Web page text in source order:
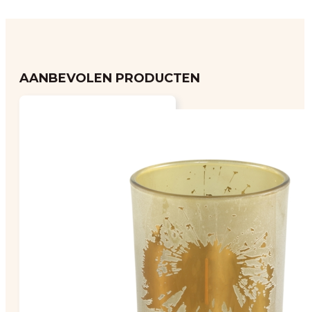
AANBEVOLEN PRODUCTEN